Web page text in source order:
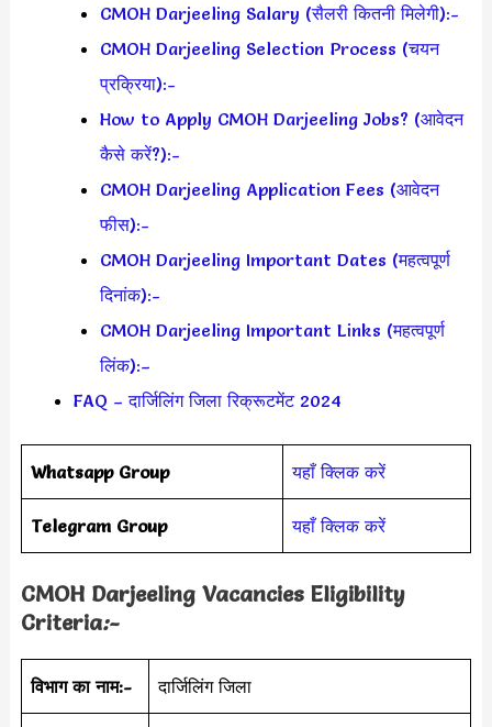
CMOH Darjeeling Salary (सैलरी कितनी मिलेगी):-
CMOH Darjeeling Selection Process (चयन
प्रक्रिया):-
How to Apply CMOH Darjeeling Jobs? (आवेदन
कैसे करें?):-
CMOH Darjeeling Application Fees (आवेदन
फीस):-
CMOH Darjeeling Important Dates (महत्वपूर्ण
दिनांक):-
CMOH Darjeeling Important Links (महत्वपूर्ण
लिंक):–
FAQ – दार्जिलिंग जिला रिक्रूटमेंट 2024
Whatsapp Group यहाँ क्लिक करें
Telegram Group यहाँ क्लिक करें
CMOH Darjeeling Vacancies Eligibility
Criteria:-
विभाग का नाम:- दार्जिलिंग जिला